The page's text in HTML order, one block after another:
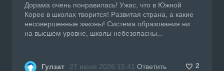
Дорама очень понравилась! Ужас, что в Южной
Корее в школах творится! Развитая страна, а какие
несовершенные законы! Система образования ни
на высшем уровне, школы небезопасны...
Гулзат 27 июня 2026 15:41 Ответить
2